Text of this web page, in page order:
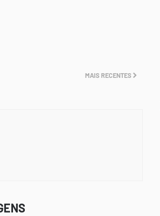
MAIS RECENTES